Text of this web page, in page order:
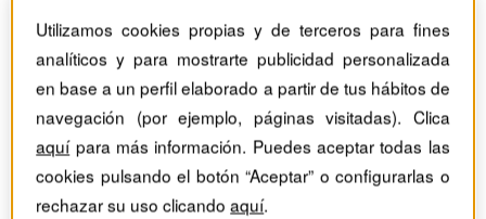
Utilizamos cookies propias y de terceros para fines
analíticos y para mostrarte publicidad personalizada
en base a un perfil elaborado a partir de tus hábitos de
navegación (por ejemplo, páginas visitadas). Clica
aquípara más información. Puedes aceptar todas las
cookies pulsando el botón “Aceptar” o configurarlas o
rechazar su uso clicandoaquí.